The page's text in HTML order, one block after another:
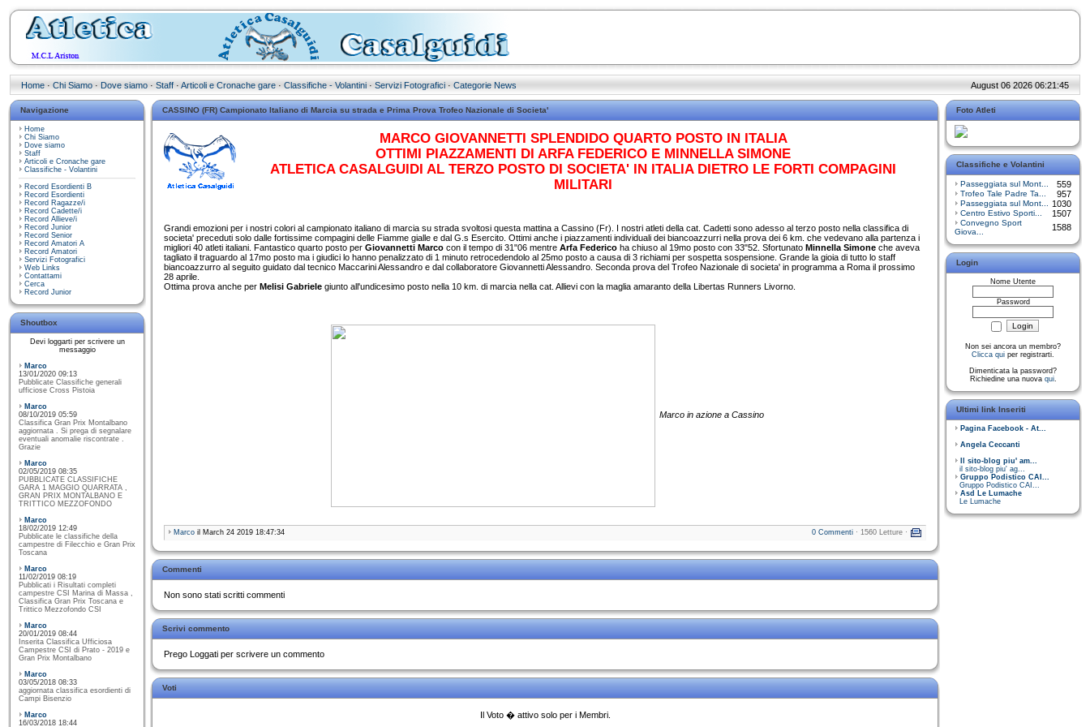
Home · Chi Siamo · Dove siamo · Staff · Articoli e Cronache gare · Classifiche - Volantini · Servizi Fotografici · Categorie News August 06 2026 06:21:45
Navigazione
Home
Chi Siamo
Dove siamo
Staff
Articoli e Cronache gare
Classifiche - Volantini
Record Esordienti B
Record Esordienti
Record Ragazze/i
Record Cadette/i
Record Allieve/i
Record Junior
Record Senior
Record Amatori A
Record Amatori
Servizi Fotografici
Web Links
Contattami
Cerca
Record Junior
Shoutbox
Devi loggarti per scrivere un
messaggio
Marco
13/01/2020 09:13
Pubblicate Classifiche generali
ufficiose Cross Pistoia
Marco
08/10/2019 05:59
Classifica Gran Prix Montalbano
aggiornata . Si prega di segnalare
eventuali anomalie riscontrate .
Grazie
Marco
02/05/2019 08:35
PUBBLICATE CLASSIFICHE
GARA 1 MAGGIO QUARRATA ,
GRAN PRIX MONTALBANO E
TRITTICO MEZZOFONDO
Marco
18/02/2019 12:49
Pubblicate le classifiche della
campestre di Filecchio e Gran Prix
Toscana
Marco
11/02/2019 08:19
Pubblicati i Risultati completi
campestre CSI Marina di Massa ,
Classifica Gran Prix Toscana e
Trittico Mezzofondo CSI
Marco
20/01/2019 08:44
Inserita Classifica Ufficiosa
Campestre CSI di Prato - 2019 e
Gran Prix Montalbano
Marco
03/05/2018 08:33
aggiornata classifica esordienti di
Campi Bisenzio
Marco
16/03/2018 18:44
CASSINO (FR) Campionato Italiano di Marcia su strada e Prima Prova Trofeo Nazionale di Societa'
MARCO GIOVANNETTI SPLENDIDO QUARTO POSTO IN ITALIA
OTTIMI PIAZZAMENTI DI ARFA FEDERICO E MINNELLA SIMONE
ATLETICA CASALGUIDI AL TERZO POSTO DI SOCIETA' IN ITALIA DIETRO LE FORTI COMPAGINI
MILITARI
Grandi emozioni per i nostri colori al campionato italiano di marcia su strada svoltosi questa mattina a Cassino (Fr). I nostri atleti della cat. Cadetti sono adesso al terzo posto nella classifica di
societa' preceduti solo dalle fortissime compagini delle Fiamme gialle e dal G.s Esercito. Ottimi anche i piazzamenti individuali dei biancoazzurri nella prova dei 6 km. che vedevano alla partenza i
migliori 40 atleti italiani. Fantastico quarto posto per Giovannetti Marco con il tempo di 31"06 mentre Arfa Federico ha chiuso al 19mo posto con 33"52. Sfortunato Minnella Simone che aveva
tagliato il traguardo al 17mo posto ma i giudici lo hanno penalizzato di 1 minuto retrocedendolo al 25mo posto a causa di 3 richiami per sospetta sospensione. Grande la gioia di tutto lo staff
biancoazzurro al seguito guidato dal tecnico Maccarini Alessandro e dal collaboratore Giovannetti Alessandro. Seconda prova del Trofeo Nazionale di societa' in programma a Roma il prossimo
28 aprile.
Ottima prova anche per Melisi Gabriele giunto all'undicesimo posto nella 10 km. di marcia nella cat. Allievi con la maglia amaranto della Libertas Runners Livorno.
Marco in azione a Cassino
Marco il March 24 2019 18:47:34 0 Commenti · 1560 Letture ·
Commenti
Non sono stati scritti commenti
Scrivi commento
Prego Loggati per scrivere un commento
Voti
Il Voto � attivo solo per i Membri.
Foto Atleti
Classifiche e Volantini
Passeggiata sul Mont... 559
Trofeo Tale Padre Ta... 957
Passeggiata sul Mont... 1030
Centro Estivo Sporti... 1507
Convegno Sport
Giova...
1588
Login
Nome Utente
Password
Non sei ancora un membro?
Clicca qui per registrarti.
Dimenticata la password?
Richiedine una nuova qui.
Ultimi link Inseriti
Pagina Facebook - At...
Angela Ceccanti
Il sito-blog piu' am...
il sito-blog piu' ag...
Gruppo Podistico CAI...
Gruppo Podistico CAI...
Asd Le Lumache
Le Lumache